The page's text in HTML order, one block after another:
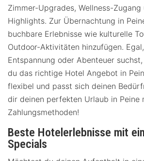
Zimmer-Upgrades, Wellness-
Highlights. Zur Übernachtung in
buchbare Erlebnisse wie kulturelle
Outdoor-Aktivitäten hinzufügen.
Entspannung oder Abenteuer
du das richtige Hotel Angebot in
flexibel und passt sich deinen
dir deinen perfekten Urlaub in Peine
Zahlungsmethoden!
Beste Hotelerlebnisse mit
Specials